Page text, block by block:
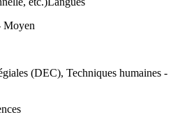
Moyen
(DEC), Techniques humaines -